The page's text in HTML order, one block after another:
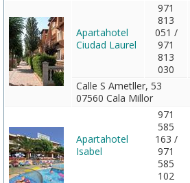
Apartahotel
Ciudad Laurel
971
813
051 /
971
813
030
Calle S Ametller, 53
07560 Cala Millor
Apartahotel
Isabel
971
585
163 /
971
585
102